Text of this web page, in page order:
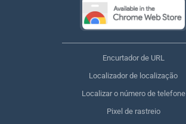
Encurtador de URL
Localizador de localização
Localizar o número de telefone
Pixel de rastreio